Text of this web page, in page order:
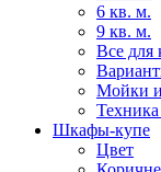
6 кв. м.
9 кв. м.
Все для
Мойки и
Шкафы-купе
Цвет